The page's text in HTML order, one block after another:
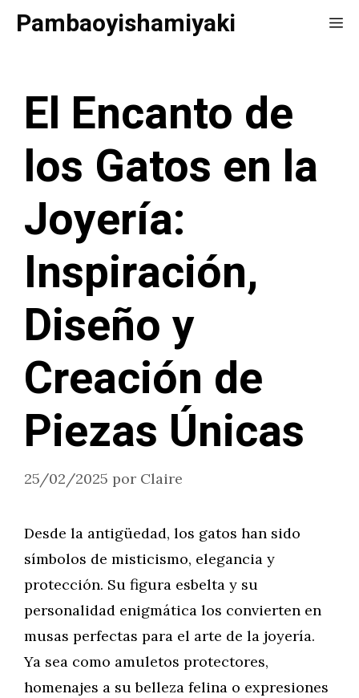
SaltarPambaoyishamiyaki
El Encanto de
los Gatos en la
Joyería:
Inspiración,
Diseño y
Creación de
Piezas Únicas
25/02/2025 por Claire
Desde la antigüedad, los gatos han sido
símbolos de misticismo, elegancia y
protección. Su figura esbelta y su
personalidad enigmática los convierten en
musas perfectas para el arte de la joyería.
Ya sea como amuletos protectores,
homenajes a su belleza felina o expresiones